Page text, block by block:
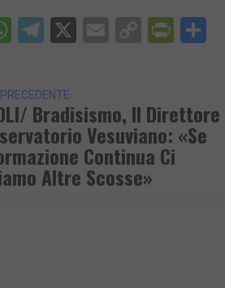
WhatsApp
Telegram
X EmailCopy
Bradisismo, Il Direttore
Vesuviano: «Se
Continua Ci
Altre Scosse»